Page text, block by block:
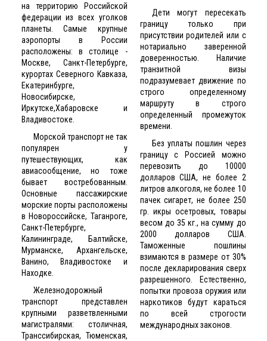
на территорию Российской
федерации из всех уголков
планеты. Самые крупные
аэропорты в России
расположены: в столице -
Москве, Санкт-Петербурге,
курортах Северного Кавказа,
Екатеринбурге,
Новосибирске,
Иркутске,Хабаровске и
Владивостоке.
Морской транспорт не так
популярен у
путешествующих, как
авиасообщение, но тоже
бывает востребованным.
Основные пассажирские
морские порты расположены
в Новороссийске, Таганроге,
Санкт-Петербурге,
Калининграде, Балтийске,
Мурманске, Архангельске,
Ванино, Владивостоке и
Находке.
Железнодорожный
транспорт представлен
крупными разветвленными
магистралями: столичная,
Транссибирская, Тюменская,
Дети могут пересекать
границу только при
присутствии родителей или с
нотариально заверенной
доверенностью. Наличие
транзитной визы
подразумевает движение по
строго определенному
маршруту в строго
определенный промежуток
времени.
Без уплаты пошлин через
границу с Россией можно
перевозить до 10000
долларов США, не более 2
литров алкоголя, не более 10
пачек сигарет, не более 250
гр. икры осетровых, товары
весом до 35 кг., на сумму до
2000 долларов США.
Таможенные пошлины
взимаются в размере от 30%
после декларирования сверх
разрешенного. Естественно,
попытки провоза оружия или
наркотиков будут караться
по всей строгости
международных законов.